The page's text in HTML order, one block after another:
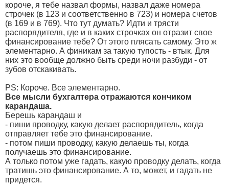
короче, я тебе назвал формы, назвал даже номера
строчек (в 123 и соответственно в 723) и номера счетов
(в 169 и в 769). Что тут думать? Идти и трясти
распорядителя, где и в каких строчках он отразит свое
финансирование тебе? От этого плясать самому. Это ж
элементарно. А финикам за такую тупость - втык. Для
них это вообще должно быть среди ночи разбуди - от
зубов отскакивать.
PS: Короче. Все элементарно.
Все мысли бухгалтера отражаются кончиком
карандаша.
Берешь карандаш и
- пиши проводку, какую делает распорядитель, когда
отправляет тебе это финансирование.
- потом пиши проводку, какую делаешь ты, когда
получаешь это финансирование.
А только потом уже гадать, какую проводку делать, когда
тратишь это финансирование. А то, может, и гадать не
придется.